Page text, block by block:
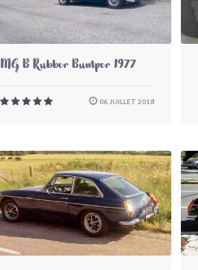
MG B Rubber Bumper 1977
06 JUILLET 2018